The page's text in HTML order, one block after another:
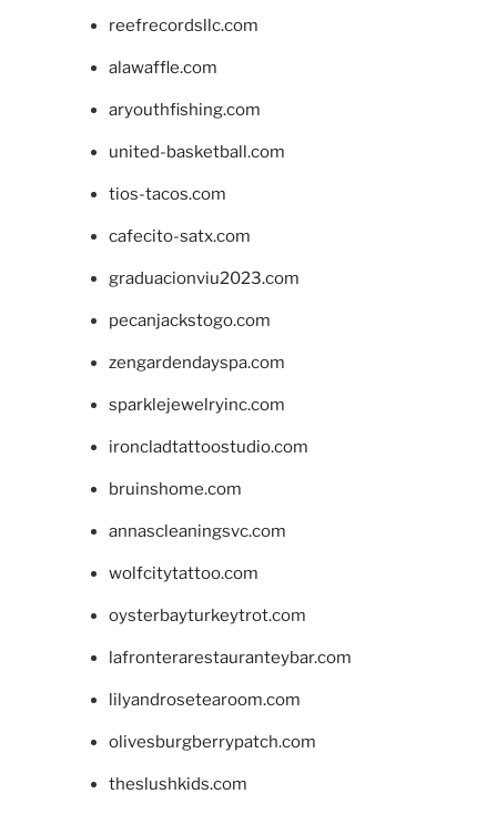
reefrecordsllc.com
alawaffle.com
aryouthfishing.com
united-basketball.com
tios-tacos.com
cafecito-satx.com
graduacionviu2023.com
pecanjackstogo.com
zengardendayspa.com
sparklejewelryinc.com
ironcladtattoostudio.com
bruinshome.com
annascleaningsvc.com
wolfcitytattoo.com
oysterbayturkeytrot.com
lafronterarestauranteybar.com
lilyandrosetearoom.com
olivesburgberrypatch.com
theslushkids.com